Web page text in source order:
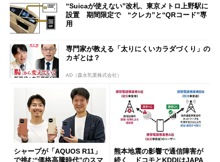
“Suicaが使えない”改札、東京メトロ上野駅に
設置 期間限定で “クレカ”と“QRコード”専
用
専門家が教える「太りにくいカラダづくり」の
カギとは？
AD（森永乳業株式会社）
シャープが「AQUOS R11」
で挑む“価格高騰時代”のスマ
熊本地震の影響で通信障害が
続く ドコモとKDDIはJAPA